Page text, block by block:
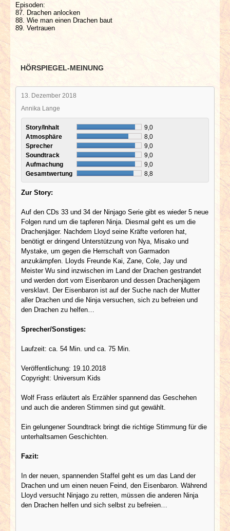
Episoden:
87. Drachen anlocken
88. Wie man einen Drachen baut
89. Vertrauen
HÖRSPIEGEL-MEINUNG
13. Dezember 2018
Annika Lange
Story/Inhalt
9,0
Atmosphäre
8,0
Sprecher
9,0
Soundtrack
9,0
Aufmachung
9,0
Gesamtwertung
8,8
Zur Story:
Auf den CDs 33 und 34 der Ninjago Serie gibt es wieder 5 neue
Folgen rund um die tapferen Ninja. Diesmal geht es um die
Drachenjäger. Nachdem Lloyd seine Kräfte verloren hat,
benötigt er dringend Unterstützung von Nya, Misako und
Mystake, um gegen die Herrschaft von Garmadon
anzukämpfen. Lloyds Freunde Kai, Zane, Cole, Jay und
Meister Wu sind inzwischen im Land der Drachen gestrandet
und werden dort vom Eisenbaron und dessen Drachenjägern
versklavt. Der Eisenbaron ist auf der Suche nach der Mutter
aller Drachen und die Ninja versuchen, sich zu befreien und
den Drachen zu helfen…
Sprecher/Sonstiges:
Laufzeit: ca. 54 Min. und ca. 75 Min.
Veröffentlichung: 19.10.2018
Copyright: Universum Kids
Wolf Frass erläutert als Erzähler spannend das Geschehen
und auch die anderen Stimmen sind gut gewählt.
Ein gelungener Soundtrack bringt die richtige Stimmung für die
unterhaltsamen Geschichten.
Fazit:
In der neuen, spannenden Staffel geht es um das Land der
Drachen und um einen neuen Feind, den Eisenbaron. Während
Lloyd versucht Ninjago zu retten, müssen die anderen Ninja
den Drachen helfen und sich selbst zu befreien…